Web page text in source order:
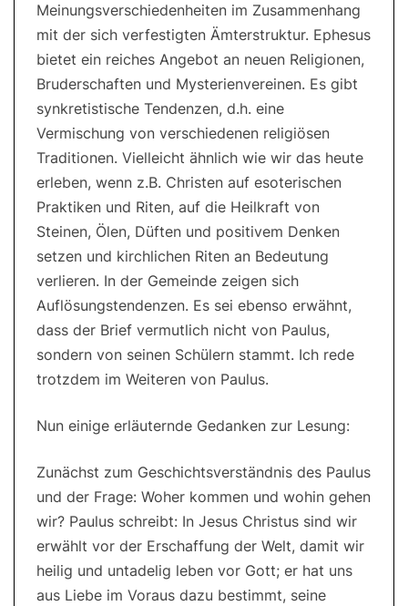
Meinungsverschiedenheiten im Zusammenhang
mit der sich verfestigten Ämterstruktur. Ephesus
bietet ein reiches Angebot an neuen Religionen,
Bruderschaften und Mysterienvereinen. Es gibt
synkretistische Tendenzen, d.h. eine
Vermischung von verschiedenen religiösen
Traditionen. Vielleicht ähnlich wie wir das heute
erleben, wenn z.B. Christen auf esoterischen
Praktiken und Riten, auf die Heilkraft von
Steinen, Ölen, Düften und positivem Denken
setzen und kirchlichen Riten an Bedeutung
verlieren. In der Gemeinde zeigen sich
Auflösungstendenzen. Es sei ebenso erwähnt,
dass der Brief vermutlich nicht von Paulus,
sondern von seinen Schülern stammt. Ich rede
trotzdem im Weiteren von Paulus.
Nun einige erläuternde Gedanken zur Lesung:
Zunächst zum Geschichtsverständnis des Paulus
und der Frage: Woher kommen und wohin gehen
wir? Paulus schreibt: In Jesus Christus sind wir
erwählt vor der Erschaffung der Welt, damit wir
heilig und untadelig leben vor Gott; er hat uns
aus Liebe im Voraus dazu bestimmt, seine